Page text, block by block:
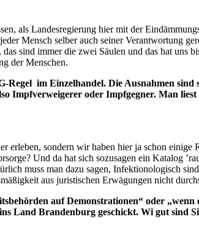
als Landesregierung hier mit der
Mensch selber auch seiner Verantwortung
sind immer die zwei Säulen und das hat uns
der Menschen.
im Einzelhandel. Die Ausnahmen sind
Impfverweigerer oder Impfgegner. Man
sondern wir haben hier ja schon
Und da hat sich sozusagen ein Katalog
muss man dazu sagen, Infektionologisch
aus juristischen Erwägungen nicht
auf Demonstrationen“ oder „wenn
Land Brandenburg geschickt. Wi gut sind